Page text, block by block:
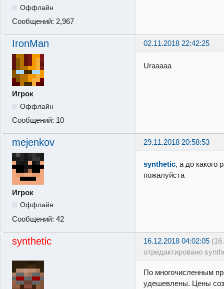
Оффлайн
Сообщений: 2,967
IronMan 02.11.2018 22:42:25
Игрок
Оффлайн
Сообщений: 10
Uraaaaa
mejenkov 29.11.2018 20:58:53
Игрок
Оффлайн
Сообщений: 42
synthetic, а до какого
пожалуйста
synthetic 16.12.2018 04:02:05
отредактировано
По многочисленным
удешевлены. Цены